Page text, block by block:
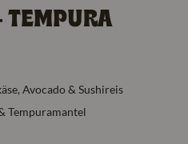
TEMPURA
Avocado & Sushireis
Tempuramantel